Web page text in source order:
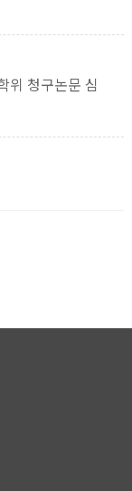
위 청구논문 심